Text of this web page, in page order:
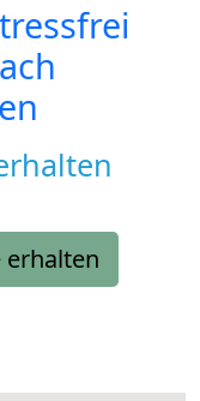
erhalten